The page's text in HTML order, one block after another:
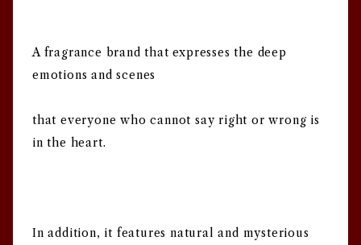
A fragrance brand that expresses the deep
emotions and scenes
that everyone who cannot say right or wrong is
in the heart.
In addition, it features natural and mysterious